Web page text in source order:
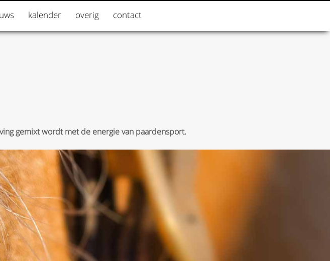
kalender overig contact
gemixt wordt met de energie van paardensport.